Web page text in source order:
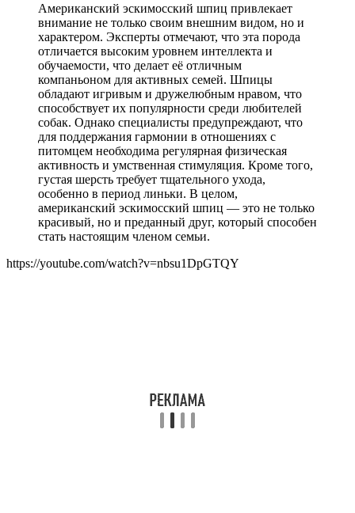
Американский эскимосский шпиц привлекает
внимание не только своим внешним видом, но и
характером. Эксперты отмечают, что эта порода
отличается высоким уровнем интеллекта и
обучаемости, что делает её отличным
компаньоном для активных семей. Шпицы
обладают игривым и дружелюбным нравом, что
способствует их популярности среди любителей
собак. Однако специалисты предупреждают, что
для поддержания гармонии в отношениях с
питомцем необходима регулярная физическая
активность и умственная стимуляция. Кроме того,
густая шерсть требует тщательного ухода,
особенно в период линьки. В целом,
американский эскимосский шпиц — это не только
красивый, но и преданный друг, который способен
стать настоящим членом семьи.
https://youtube.com/watch?v=nbsu1DpGTQY